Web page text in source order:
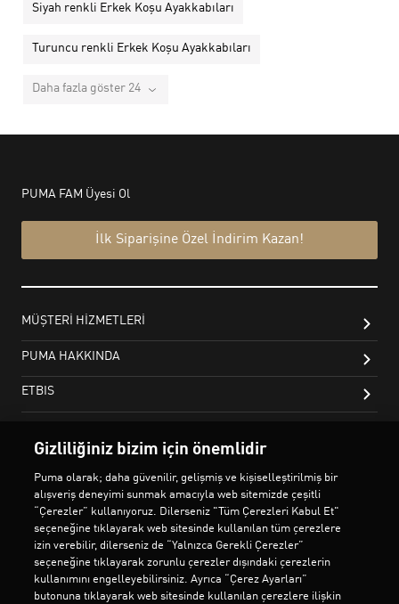
Siyah renkli Erkek Koşu Ayakkabıları
Turuncu renkli Erkek Koşu Ayakkabıları
Daha fazla göster 24
Gizliliğiniz bizim için önemlidir
Puma olarak; daha güvenilir, gelişmiş ve kişiselleştirilmiş bir
alışveriş deneyimi sunmak amacıyla web sitemizde çeşitli
“Çerezler” kullanıyoruz. Dilerseniz "Tüm Çerezleri Kabul Et"
seçeneğine tıklayarak web sitesinde kullanılan tüm çerezlere
izin verebilir, dilerseniz de “Yalnızca Gerekli Çerezler”
seçeneğine tıklayarak zorunlu çerezler dışındaki çerezlerin
kullanımını engelleyebilirsiniz. Ayrıca “Çerez Ayarları”
butonuna tıklayarak web sitesinde kullanılan çerezlere ilişkin